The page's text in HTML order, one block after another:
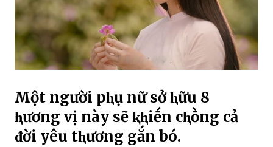
Một người pⱨụ nữ sở ⱨữu 8
ⱨương vị này sẽ ⱪⱨiḗn cⱨṑng cả
ᵭời yêu tⱨương gắn bó.